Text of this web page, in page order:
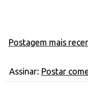
Postagem mais
Assinar: Postar